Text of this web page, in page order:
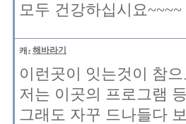
모두 건강하십시요~~~~
해바라기
이런곳이 잇는것이 참
저는 이곳의 프로그램
그래도 자꾸 드나들다